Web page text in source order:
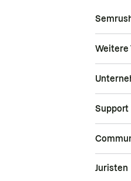
Weitere
Support
Juristen